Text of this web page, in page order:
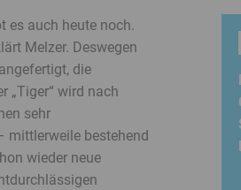
es auch heute noch.
Melzer. Deswegen
die
„Tiger“ wird nach
sehr
mittlerweile bestehend
wieder neue